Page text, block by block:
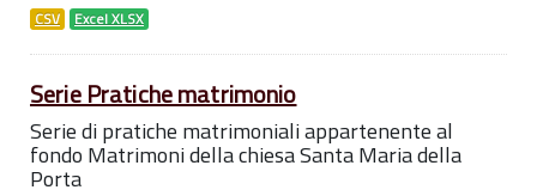
CSV Excel XLSX
Serie Pratiche matrimonio
Serie di pratiche matrimoniali appartenente al
fondo Matrimoni della chiesa Santa Maria della
Porta